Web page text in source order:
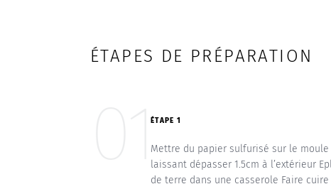
ÉTAPES DE PRÉPARATION
01ÉTAPE 1
Mettre du papier sulfurisé sur le
laissant dépasser 1.5cm à l’extérieur
de terre dans une casserole Faire